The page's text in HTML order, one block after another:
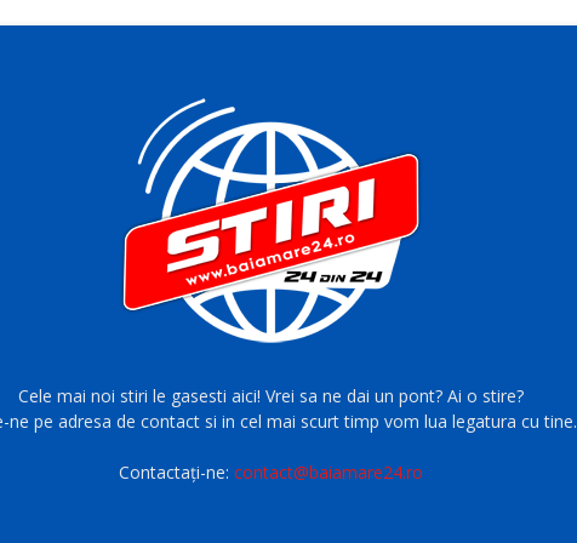
Cele mai noi stiri le gasesti aici! Vrei sa ne dai un pont? Ai o stire?
ne pe adresa de contact si in cel mai scurt timp vom lua legatura cu tine.
Contactați-ne:contact@baiamare24.ro